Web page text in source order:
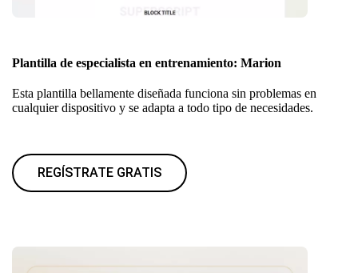
Plantilla de especialista en entrenamiento: Marion
Esta plantilla bellamente diseñada funciona sin problemas en
cualquier dispositivo y se adapta a todo tipo de necesidades.
REGÍSTRATE GRATIS